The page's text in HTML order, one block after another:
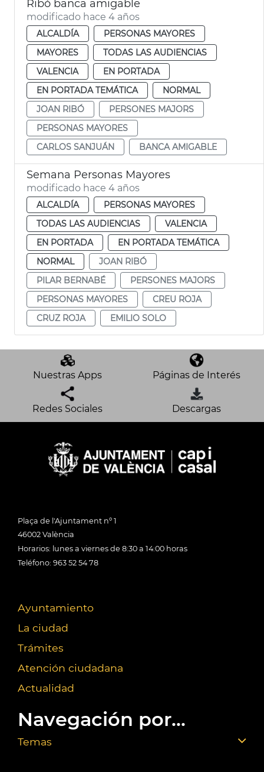
Ribó banca amigable
modificado hace 4 años
ALCALDÍA
PERSONAS MAYORES
MAYORES
TODAS LAS AUDIENCIAS
VALENCIA
EN PORTADA
EN PORTADA TEMÁTICA
NORMAL
JOAN RIBÓ
PERSONES MAJORS
PERSONAS MAYORES
CARLOS SANJUÁN
BANCA AMIGABLE
Semana Personas Mayores
modificado hace 4 años
ALCALDÍA
PERSONAS MAYORES
TODAS LAS AUDIENCIAS
VALENCIA
EN PORTADA
EN PORTADA TEMÁTICA
NORMAL
JOAN RIBÓ
PILAR BERNABÉ
PERSONES MAJORS
PERSONAS MAYORES
CREU ROJA
CRUZ ROJA
EMILIO SOLO
Nuestras Apps Páginas de Interés
Redes Sociales Descargas
Plaça de l'Ajuntament nº 1
46002 València
Horarios: lunes a viernes de 8:30 a 14:00 horas
Teléfono: 963 52 54 78
Ayuntamiento
La ciudad
Trámites
Atención ciudadana
Actualidad
Navegación por...
Temas